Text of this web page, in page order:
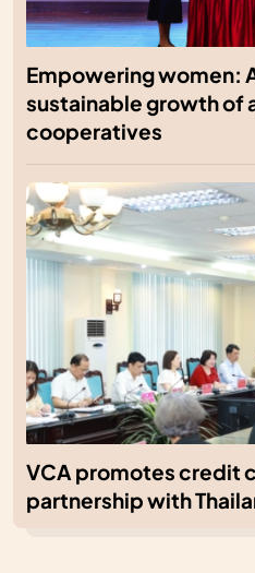
Empowering women:
sustainable growth of
cooperatives
VCA promotes credit
partnership with